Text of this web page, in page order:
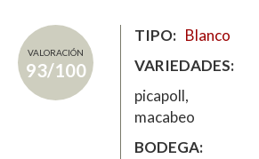
VALORACIÓN
93/100
TIPO
Blanco
VARIEDADES
picapoll,
macabeo
BODEGA